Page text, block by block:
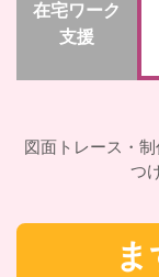
在宅ワーク
支援
図面トレース・
つ